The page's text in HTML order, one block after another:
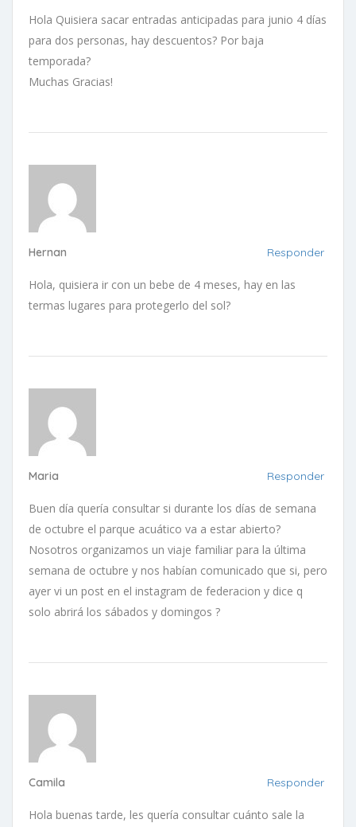
Hola Quisiera sacar entradas anticipadas para junio 4 días
para dos personas, hay descuentos? Por baja
temporada?
Muchas Gracias!
Hernan Responder
Hola, quisiera ir con un bebe de 4 meses, hay en las
termas lugares para protegerlo del sol?
Maria Responder
Buen día quería consultar si durante los días de semana
de octubre el parque acuático va a estar abierto?
Nosotros organizamos un viaje familiar para la última
semana de octubre y nos habían comunicado que si, pero
ayer vi un post en el instagram de federacion y dice q
solo abrirá los sábados y domingos ?
Camila Responder
Hola buenas tarde, les quería consultar cuánto sale la